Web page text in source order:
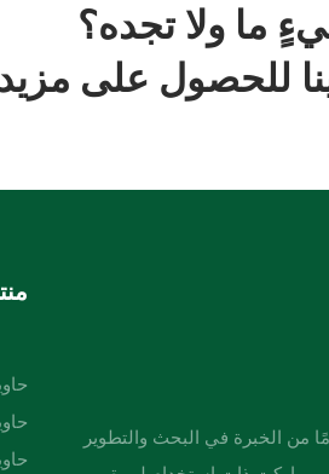
ما ولا تجده؟
للحصول على
لفتسونغ: أكثر من 12 عامًا من الخبرة في البحث والتطوير